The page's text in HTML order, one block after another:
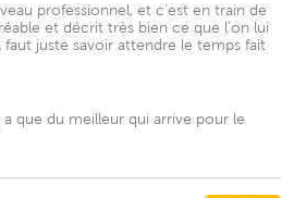
professionnel, et c’est en train de
et décrit très bien ce que l’on lui
juste savoir attendre le temps fait
que du meilleur qui arrive pour le